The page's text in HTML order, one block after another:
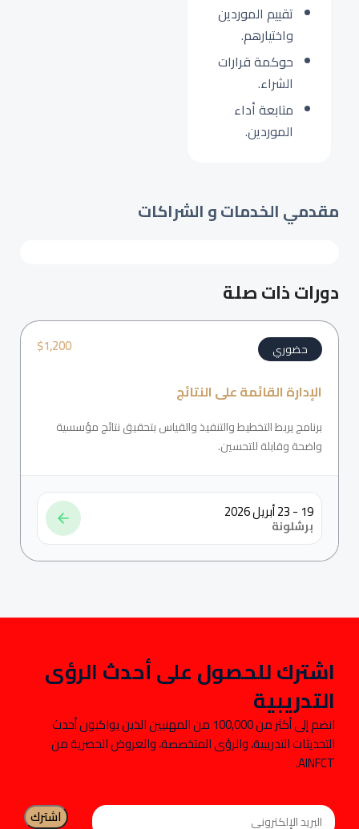
تقييم الموردين
واختيارهم.
حوكمة قرارات
الشراء.
متابعة أداء
الموردين.
مقدمي الخدمات و الشراكات
دورات ذات صلة
$1,200 حضوري
الإدارة القائمة على النتائج
برنامج يربط التخطيط والتنفيذ والقياس بتحقيق نتائج مؤسسية
واضحة وقابلة للتحسين.
19 - 23 أبريل 2026
برشلونة
اشترك للحصول على أحدث الرؤى
التدريبية
انضم إلى أكثر من 100,000 من المهنيين الذين يواكبون أحدث
التحديثات التدريبية، والرؤى المتخصصة، والعروض الحصرية من
AINFCT.